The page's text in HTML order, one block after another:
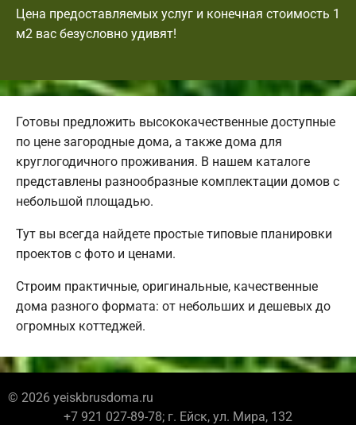
Цена предоставляемых услуг и конечная стоимость 1
м2 вас безусловно удивят!
Готовы предложить высококачественные доступные
по цене загородные дома, а также дома для
круглогодичного проживания. В нашем каталоге
представлены разнообразные комплектации домов с
небольшой площадью.
Тут вы всегда найдете простые типовые планировки
проектов с фото и ценами.
Строим практичные, оригинальные, качественные
дома разного формата: от небольших и дешевых до
огромных коттеджей.
© 2026 yeiskbrusdoma.ru
+7 921 027-89-78; г. Ейск, ул. Мира, 132